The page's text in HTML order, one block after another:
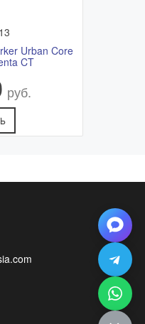
Urban Core
CT
руб.